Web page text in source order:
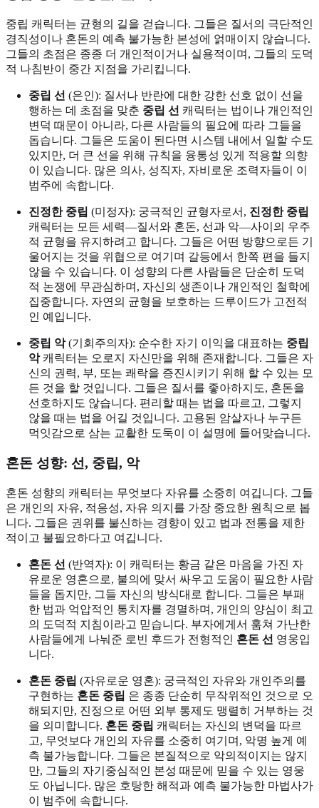
중립 캐릭터는 균형의 길을 걷습니다. 그들은 질서의 극단적인
경직성이나 혼돈의 예측 불가능한 본성에 얽매이지 않습니다.
그들의 초점은 종종 더 개인적이거나 실용적이며, 그들의 도덕
적 나침반이 중간 지점을 가리킵니다.
중립 선 (은인): 질서나 반란에 대한 강한 선호 없이 선을
행하는 데 초점을 맞춘 중립 선 캐릭터는 법이나 개인적인
변덕 때문이 아니라, 다른 사람들의 필요에 따라 그들을
돕습니다. 그들은 도움이 된다면 시스템 내에서 일할 수도
있지만, 더 큰 선을 위해 규칙을 융통성 있게 적용할 의향
이 있습니다. 많은 의사, 성직자, 자비로운 조력자들이 이
범주에 속합니다.
진정한 중립 (미정자): 궁극적인 균형자로서, 진정한 중립
캐릭터는 모든 세력—질서와 혼돈, 선과 악—사이의 우주
적 균형을 유지하려고 합니다. 그들은 어떤 방향으로든 기
울어지는 것을 위협으로 여기며 갈등에서 한쪽 편을 들지
않을 수 있습니다. 이 성향의 다른 사람들은 단순히 도덕
적 논쟁에 무관심하며, 자신의 생존이나 개인적인 철학에
집중합니다. 자연의 균형을 보호하는 드루이드가 고전적
인 예입니다.
중립 악(기회주의자): 순수한 자기 이익을 대표하는 중립
악캐릭터는 오로지 자신만을 위해 존재합니다. 그들은 자
신의 권력, 부, 또는 쾌락을 증진시키기 위해 할 수 있는 모
든 것을 할 것입니다. 그들은 질서를 좋아하지도, 혼돈을
선호하지도 않습니다. 편리할 때는 법을 따르고, 그렇지
않을 때는 법을 어길 것입니다. 고용된 암살자나 누구든
먹잇감으로 삼는 교활한 도둑이 이 설명에 들어맞습니다.
혼돈 성향: 선, 중립, 악
혼돈 성향의 캐릭터는 무엇보다 자유를 소중히 여깁니다. 그들
은 개인의 자유, 적응성, 자유 의지를 가장 중요한 원칙으로 봅
니다. 그들은 권위를 불신하는 경향이 있고 법과 전통을 제한
적이고 불필요하다고 여깁니다.
혼돈 선 (반역자): 이 캐릭터는 황금 같은 마음을 가진 자
유로운 영혼으로, 불의에 맞서 싸우고 도움이 필요한 사람
들을 돕지만, 그들 자신의 방식대로 합니다. 그들은 부패
한 법과 억압적인 통치자를 경멸하며, 개인의 양심이 최고
의 도덕적 지침이라고 믿습니다. 부자에게서 훔쳐 가난한
사람들에게 나눠준 로빈 후드가 전형적인 혼돈 선 영웅입
니다.
혼돈 중립 (자유로운 영혼): 궁극적인 자유와 개인주의를
구현하는 혼돈 중립 은 종종 단순히 무작위적인 것으로 오
해되지만, 진정으로 어떤 외부 통제도 맹렬히 거부하는 것
을 의미합니다. 혼돈 중립 캐릭터는 자신의 변덕을 따르
고, 무엇보다 개인의 자유를 소중히 여기며, 악명 높게 예
측 불가능합니다. 그들은 본질적으로 악의적이지는 않지
만, 그들의 자기중심적인 본성 때문에 믿을 수 있는 영웅
도 아닙니다. 많은 호탕한 해적과 예측 불가능한 마법사가
이 범주에 속합니다.